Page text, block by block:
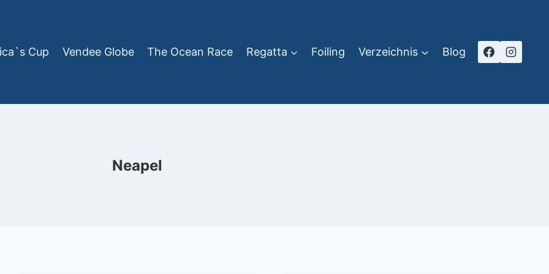
Cup Vendee Globe The Ocean Race Regatta Foiling Verzeichnis Blog
Neapel